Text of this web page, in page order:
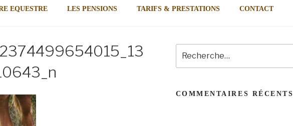
EQUESTRE LES PENSIONS TARIFS & PRESTATIONS CONTACT
pour
COMMENTAIRES RÉCENTS